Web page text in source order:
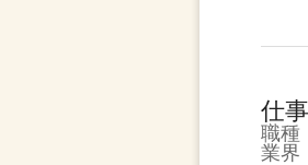
仕
職種
業界